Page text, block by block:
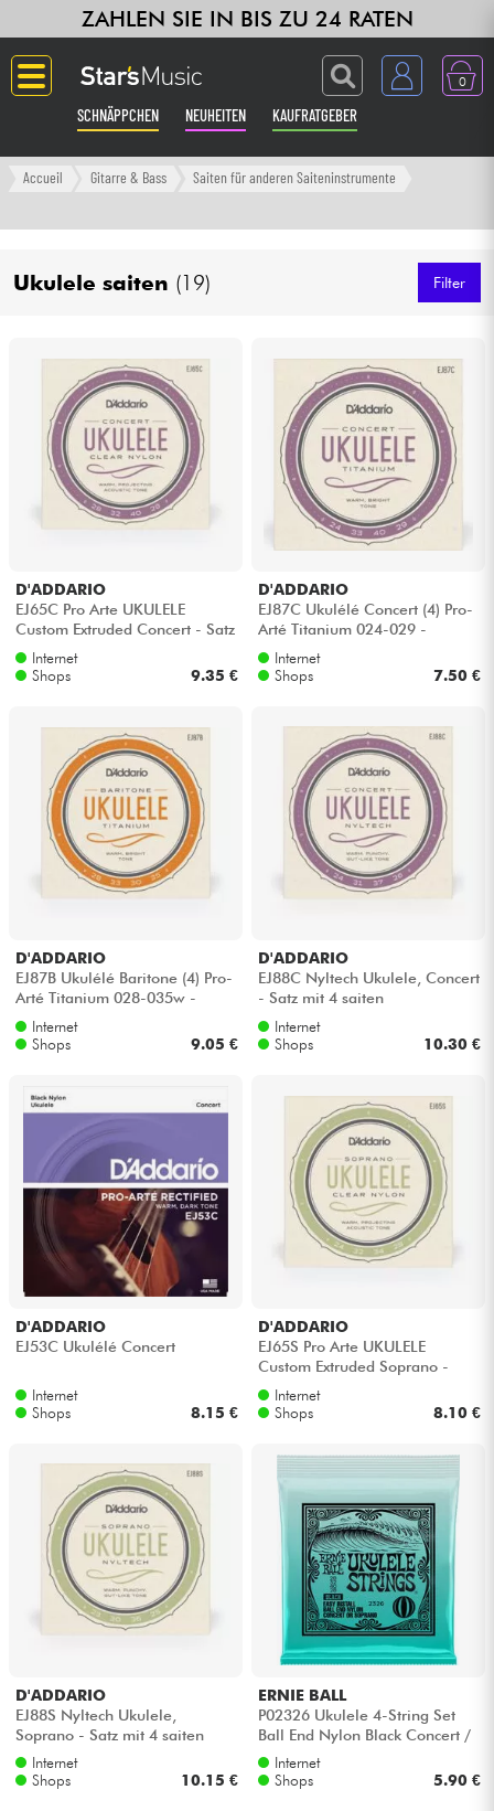
ZAHLEN SIE IN BIS ZU 24 RATEN
0
SCHNÄPPCHEN NEUHEITEN KAUFRATGEBER
Langue
Verstärker & Effekte
Synths & samplers
Studio
Kopfhörer
DJ
Licht
Drums
Blasinstrumente
Kinder
Kabel & Zubehöre
Bundle
Sehen Sie sich unsere Marken an
Accueil Gitarre & Bass Saiten für anderen Saiteninstrumente
Ukulele saiten (19) Filter
D'ADDARIO
EJ65C Pro Arte UKULELE
Custom Extruded Concert - Satz
mit 4 saiten
Internet
Shops
9.35 €
D'ADDARIO
EJ87C Ukulélé Concert (4) Pro-
Arté Titanium 024-029 -
Saitensätze
Internet
Shops
7.50 €
D'ADDARIO
EJ87B Ukulélé Baritone (4) Pro-
Arté Titanium 028-035w -
Saitensätze
Internet
Shops
9.05 €
D'ADDARIO
EJ88C Nyltech Ukulele, Concert
- Satz mit 4 saiten
Internet
Shops
10.30 €
D'ADDARIO
EJ53C Ukulélé Concert
Internet
Shops
8.15 €
D'ADDARIO
EJ65S Pro Arte UKULELE
Custom Extruded Soprano -
Satz mit 4 saiten
Internet
Shops
8.10 €
D'ADDARIO
EJ88S Nyltech Ukulele,
Soprano - Satz mit 4 saiten
Internet
Shops
10.15 €
ERNIE BALL
P02326 Ukulele 4-String Set
Ball End Nylon Black Concert /
Soprano 28-28 - Satz mit 4 s...
Internet
Shops
5.90 €